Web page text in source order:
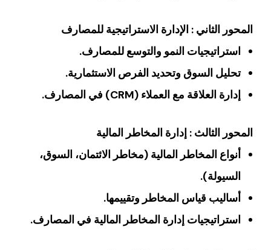
المحور الثاني : الإدارة الاستراتيجية للمصارف
استراتيجيات النمو والتوسع للمصارف.
تحليل السوق وتحديد الفرص الاستثمارية.
إدارة العلاقة مع العملاء (CRM) في المصارف.
المحور الثالث : إدارة المخاطر المالية
أنواع المخاطر المالية (مخاطر الائتمان، السوق،
السيولة).
أساليب قياس المخاطر وتقييمها.
استراتيجيات إدارة المخاطر المالية في المصارف.